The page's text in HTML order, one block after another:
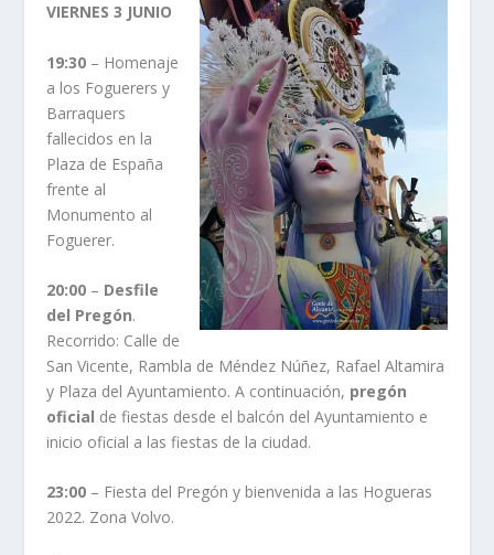
VIERNES 3 JUNIO
19:30 – Homenaje
a los Foguerers y
Barraquers
fallecidos en la
Plaza de España
frente al
Monumento al
Foguerer.
20:00 – Desfile
del Pregón.
Recorrido: Calle de
San Vicente, Rambla de Méndez Núñez, Rafael Altamira
y Plaza del Ayuntamiento. A continuación, pregón
oficial de fiestas desde el balcón del Ayuntamiento e
inicio oficial a las fiestas de la ciudad.
23:00 – Fiesta del Pregón y bienvenida a las Hogueras
2022. Zona Volvo.